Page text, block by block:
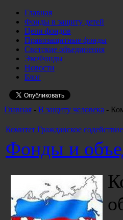
Главная
Фонды в защиту детей
Цели фондов
Правозащитные фонды
Светские объединения
ЭкоФонды
Новости
Блог
Главная - В защиту человека -
Комитет Гражданское содействие
Фонды и